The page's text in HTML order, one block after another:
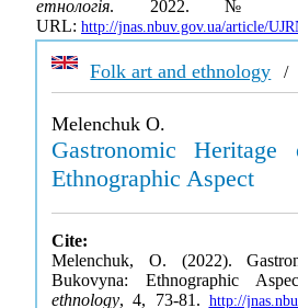
етнологія. 2022. №
URL: http://jnas.nbuv.gov.ua/article/
Folk art and ethnology /
Melenchuk O.
Gastronomic
Ethnographic Aspect
Cite:
Melenchuk, O. (2022).
Bukovyna: Ethnographic
ethnology, 4, 73-81. http://